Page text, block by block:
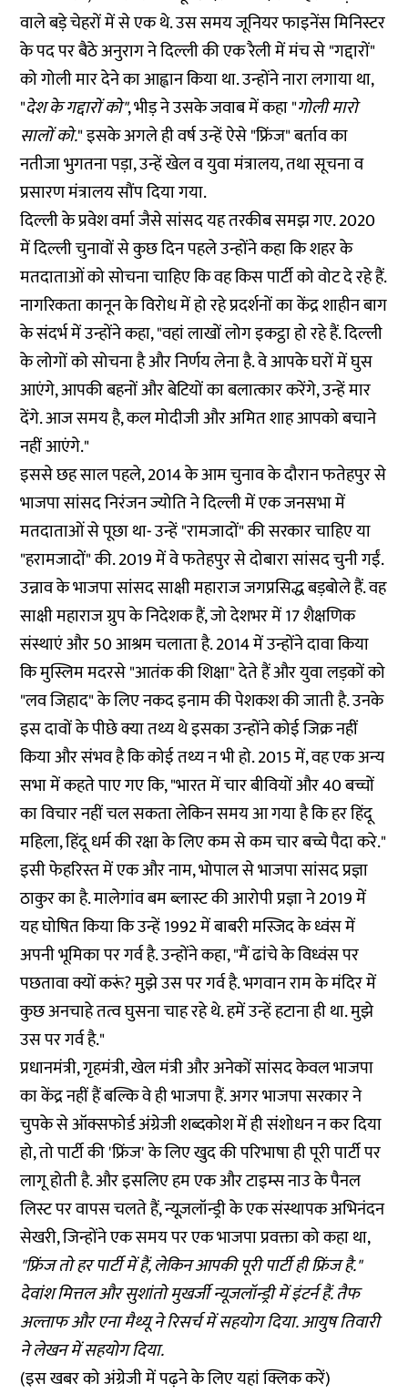
वाले बड़े चेहरों में से एक थे. उस समय जूनियर फाइनेंस मिनिस्टर
के पद पर बैठे अनुराग ने दिल्ली की एक रैली में मंच से "गद्दारों"
को गोली मार देने का आह्वान किया था. उन्होंने नारा लगाया था,
"देश के गद्दारों को", भीड़ ने उसके जवाब में कहा "गोलीमारो
सालों को." इसके अगले ही वर्ष उन्हें ऐसे "फ्रिंज" बर्ताव का
नतीजा भुगतना पड़ा, उन्हें खेल व युवा मंत्रालय, तथा सूचना व
प्रसारण मंत्रालय सौंप दिया गया.
दिल्ली के प्रवेश वर्मा जैसे सांसद यह तरकीब समझ गए. 2020
में दिल्ली चुनावों से कुछ दिन पहले उन्होंनेकहाकि शहर के
मतदाताओं को सोचना चाहिए कि वह किस पार्टी को वोट दे रहे हैं.
नागरिकता कानून के विरोध में हो रहे प्रदर्शनों का केंद्र शाहीन बाग
के संदर्भ में उन्होंने कहा, "वहां लाखों लोग इकट्ठा हो रहे हैं. दिल्ली
के लोगों को सोचना है और निर्णय लेना है. वे आपके घरों में घुस
आएंगे, आपकी बहनों और बेटियों का बलात्कार करेंगे, उन्हें मार
देंगे. आज समय है, कल मोदीजी और अमित शाह आपको बचाने
नहीं आएंगे."
इससे छह साल पहले, 2014 के आम चुनाव के दौरान फतेहपुर से
भाजपा सांसद निरंजन ज्योति ने दिल्ली में एक जनसभा में
मतदाताओं से पूछाथा- उन्हें "रामजादों" की सरकार चाहिए या
"हरामजादों" की. 2019 में वे फतेहपुर से दोबारा सांसद चुनी गईं.
उन्नाव के भाजपा सांसद साक्षी महाराज जगप्रसिद्ध बड़बोले हैं. वह
साक्षी महाराज ग्रुप के निदेशक हैं, जो देशभर में 17 शैक्षणिक
संस्थाएं और 50 आश्रम चलाता है. 2014 में उन्होंनेदावाकिया
कि मुस्लिम मदरसे "आतंक की शिक्षा" देते हैं और युवा लड़कों को
"लव जिहाद" के लिए नकद इनाम की पेशकश की जाती है. उनके
इस दावों के पीछे क्या तथ्य थे इसका उन्होंने कोई जिक्र नहीं
किया और संभव है कि कोई तथ्य न भी हो. 2015 में, वह एक अन्य
सभा मेंकहते पाए गएकि, "भारत में चार बीवियों और 40 बच्चों
का विचार नहीं चल सकता लेकिन समय आ गया है कि हर हिंदू
महिला, हिंदू धर्म की रक्षा के लिए कम से कम चार बच्चे पैदा करे."
इसी फेहरिस्त में एक और नाम, भोपाल से भाजपा सांसद प्रज्ञा
ठाकुर का है. मालेगांव बम ब्लास्ट की आरोपी प्रज्ञा ने 2019 में
यहघोषित कियाकि उन्हें 1992 में बाबरी मस्जिद के ध्वंस में
अपनी भूमिका पर गर्व है. उन्होंने कहा, "मैं ढांचे के विध्वंस पर
पछतावा क्यों करूं? मुझे उस पर गर्व है. भगवान राम के मंदिर में
कुछ अनचाहे तत्व घुसना चाह रहे थे. हमें उन्हें हटाना ही था. मुझे
उस पर गर्व है."
प्रधानमंत्री, गृहमंत्री, खेल मंत्री और अनेकों सांसद केवल भाजपा
का केंद्र नहीं हैं बल्कि वे ही भाजपा हैं. अगर भाजपा सरकार ने
चुपके से ऑक्सफोर्ड अंग्रेजी शब्दकोश में ही संशोधन न कर दिया
हो, तो पार्टी की 'फ्रिंज' के लिए खुद की परिभाषा ही पूरी पार्टी पर
लागू होती है. और इसलिए हम एक और टाइम्स नाउ के पैनल
लिस्ट पर वापस चलते हैं, न्यूज़लॉन्ड्री के एक संस्थापक अभिनंदन
सेखरी, जिन्होंने एक समय पर एक भाजपा प्रवक्ता कोकहाथा,
"फ्रिंज तो हर पार्टी में हैं, लेकिन आपकी पूरी पार्टी ही फ्रिंज है."
देवांश मित्तल और सुशांतो मुखर्जी न्यूजलॉन्ड्री में इंटर्न हैं. तैफ
अल्ताफ और एना मैथ्यू ने रिसर्च में सहयोग दिया. आयुष तिवारी
ने लेखन में सहयोग दिया.
(इस खबर को अंग्रेजी में पढ़ने के लिए यहांक्लिककरें)